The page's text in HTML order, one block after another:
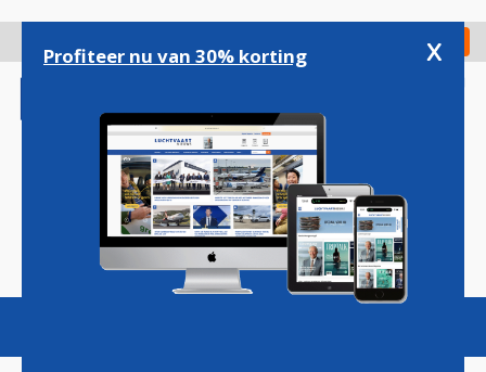
gaan
Check in
Magazine Podcasts Vacatures
Profiteer nu van 30% korting x